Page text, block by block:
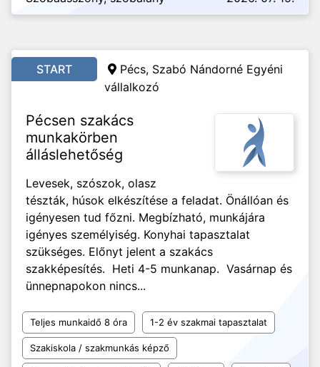
START
Pécs, Szabó Nándorné Egyéni
vállalkozó
Pécsen szakács
munkakörben
álláslehetőség
Levesek, szószok, olasz
tészták, húsok elkészítése a feladat. Önállóan és
igényesen tud főzni. Megbízható, munkájára
igényes személyiség. Konyhai tapasztalat
szükséges. Előnyt jelent a szakács
szakképesítés. Heti 4-5 munkanap. Vasárnap és
ünnepnapokon nincs...
Teljes munkaidő 8 óra 1-2 év szakmai tapasztalat
Szakiskola / szakmunkás képző